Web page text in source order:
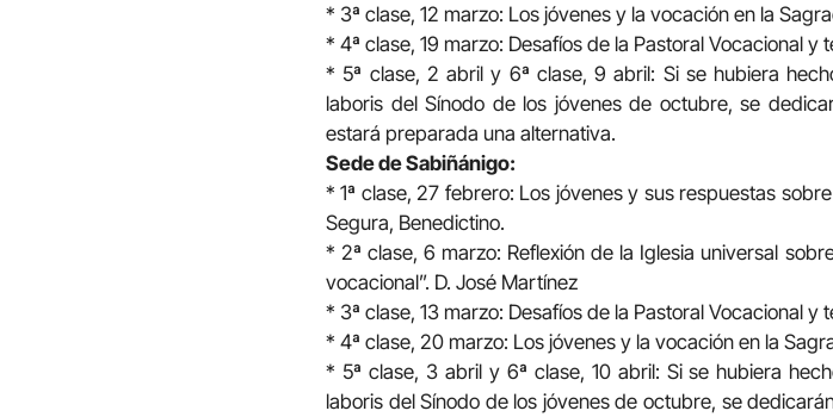
* 3ª clase, 12 marzo: Los jóvenes y la vocación en la
* 4ª clase, 19 marzo: Desafíos de la Pastoral Vocacional
* 5ª clase, 2 abril y 6ª clase, 9 abril: Si se hubiera
laboris del Sínodo de los jóvenes de octubre, se
estará preparada una alternativa.
Sede de Sabiñánigo:
* 1ª clase, 27 febrero: Los jóvenes y sus respuestas
Segura, Benedictino.
* 2ª clase, 6 marzo: Reflexión de la Iglesia universal
vocacional”. D. José Martínez
* 3ª clase, 13 marzo: Desafíos de la Pastoral Vocacional
* 4ª clase, 20 marzo: Los jóvenes y la vocación en la
* 5ª clase, 3 abril y 6ª clase, 10 abril: Si se hubiera
laboris del Sínodo de los jóvenes de octubre, se